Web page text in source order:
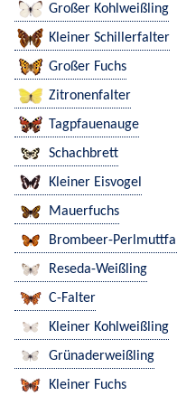
Großer Kohlweißling
Kleiner Schillerfalter
Großer Fuchs
Zitronenfalter
Tagpfauenauge
Schachbrett
Kleiner Eisvogel
Mauerfuchs
Brombeer-
Reseda-Weißling
C-Falter
Kleiner Kohlweißling
Grünaderweißling
Kleiner Fuchs